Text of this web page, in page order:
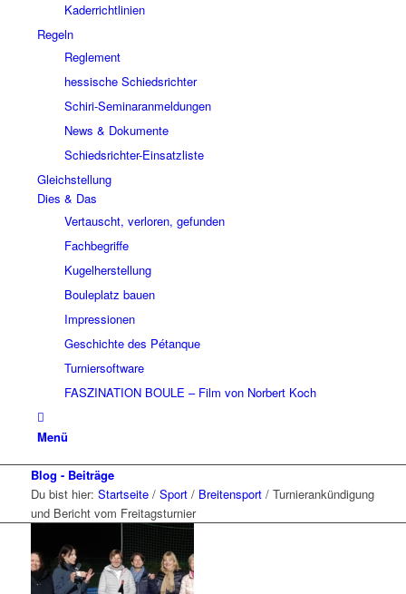
Kaderrichtlinien
Regeln
Reglement
hessische Schiedsrichter
Schiri-Seminaranmeldungen
News & Dokumente
Schiedsrichter-Einsatzliste
Gleichstellung
Dies & Das
Vertauscht, verloren, gefunden
Fachbegriffe
Kugelherstellung
Bouleplatz bauen
Impressionen
Geschichte des Pétanque
Turniersoftware
FASZINATION BOULE – Film von Norbert Koch
Menü
Blog - Beiträge
Du bist hier: Startseite / Sport / Breitensport / Turnierankündigung
und Bericht vom Freitagsturnier